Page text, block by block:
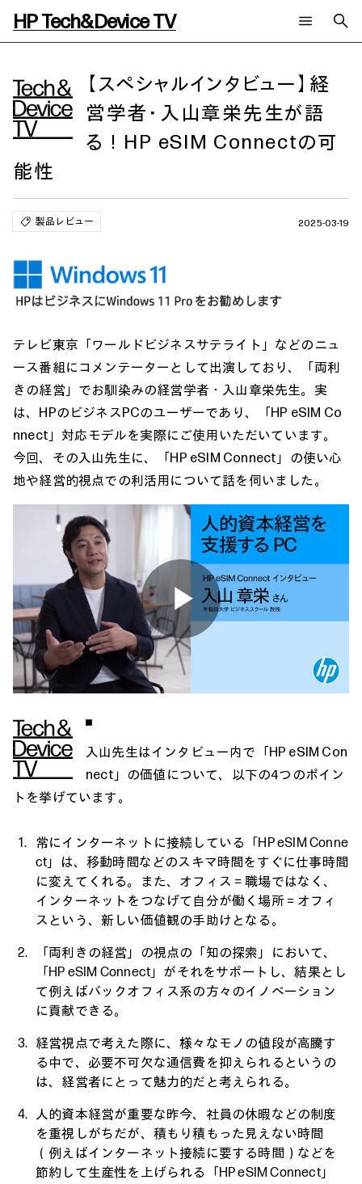
HP Tech&Device TV
全てのコンテンツ
チャンネル
AIの進化と活用事例
製品トレンド & レビュー
サイバーセキュリティ
教育とテクノロジー
自治体・公共
ワークステーション
プリンター
事例
AIワークステーション
タグ一覧
イベント・コラム
日本HP 公式Webサイト
HP Tech&Device TV 内のコンテンツを検索します。
【スペシャルインタビュー】経
営学者・入山章栄先生が語
る！HP eSIM Connectの可
能性
製品レビュー 2025-03-19
テレビ東京「ワールドビジネスサテライト」などのニュ
ース番組にコメンテーターとして出演しており、「両利
きの経営」でお馴染みの経営学者・入山章栄先生。実
は、HPのビジネスPCのユーザーであり、「HP eSIM Co
nnect」対応モデルを実際にご使用いただいています。
今回、その入山先生に、「HP eSIM Connect」の使い心
地や経営的視点での利活用について話を伺いました。
Play
入山先生はインタビュー内で「HP eSIM Con
nect」の価値について、以下の4つのポイン
トを挙げています。
常にインターネットに接続している「HP eSIM Conne
ct」は、移動時間などのスキマ時間をすぐに仕事時間
に変えてくれる。また、オフィス＝職場ではなく、
インターネットをつなげて自分が働く場所＝オフィ
スという、新しい価値観の手助けとなる。
「両利きの経営」の視点の「知の探索」において、
「HP eSIM Connect」がそれをサポートし、結果とし
て例えばバックオフィス系の方々のイノベーション
に貢献できる。
経営視点で考えた際に、様々なモノの値段が高騰す
る中で、必要不可欠な通信費を抑えられるというの
は、経営者にとって魅力的だと考えられる。
人的資本経営が重要な昨今、社員の休暇などの制度
を重視しがちだが、積もり積もった見えない時間
（例えばインターネット接続に要する時間）などを
節約して生産性を上げられる「HP eSIM Connect」